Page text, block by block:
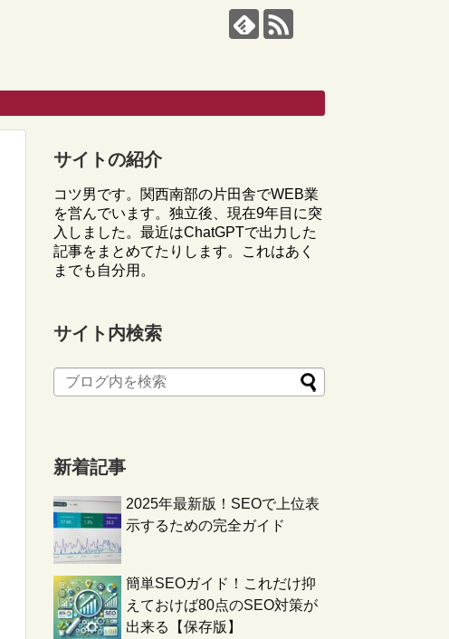
サイトの紹介
コツ男です。関西南部の片田舎でWEB業
を営んでいます。独立後、現在9年目に突
入しました。最近はChatGPTで出力した
記事をまとめてたりします。これはあく
までも自分用。
サイト内検索
新着記事
2025年最新版！SEOで上位表
示するための完全ガイド
簡単SEOガイド！これだけ抑
えておけば80点のSEO対策が
出来る【保存版】